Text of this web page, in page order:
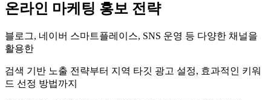
온라인 마케팅 홍보 전략
블로그, 네이버 스마트플레이스, SNS 운영 등 다양한 채널을
활용한
검색 기반 노출 전략부터 지역 타깃 광고 설정, 효과적인 키워
드 선정 방법까지